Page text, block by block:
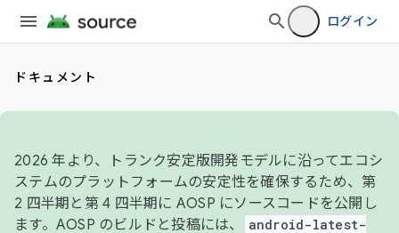
ログイン
ドキュメント
2026 年より、トランク安定版開発モデルに沿ってエコシ
ステムのプラットフォームの安定性を確保するため、第
2 四半期と第 4 四半期に AOSP にソースコードを公開し
ます。AOSP のビルドと投稿には、
android-latest-